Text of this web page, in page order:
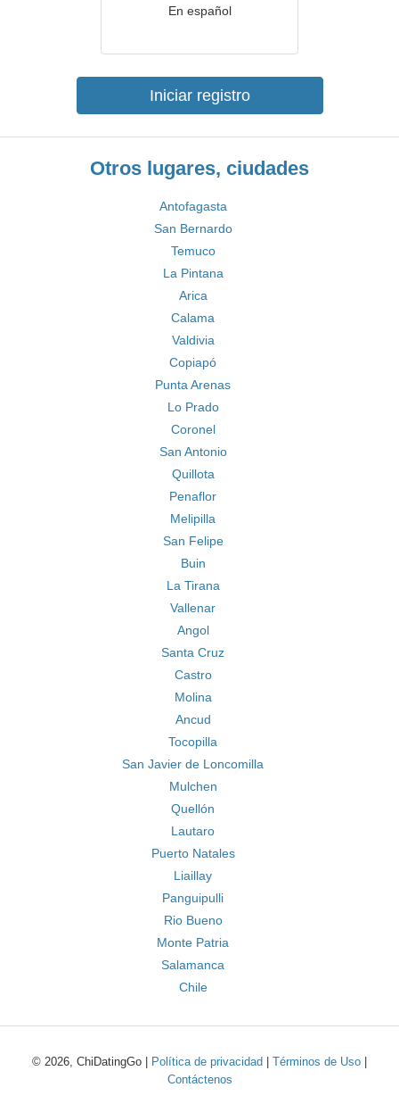
En español
Iniciar registro
Otros lugares, ciudades
Antofagasta
San Bernardo
Temuco
La Pintana
Arica
Calama
Valdivia
Copiapó
Punta Arenas
Lo Prado
Coronel
San Antonio
Quillota
Penaflor
Melipilla
San Felipe
Buin
La Tirana
Vallenar
Angol
Santa Cruz
Castro
Molina
Ancud
Tocopilla
San Javier de Loncomilla
Mulchen
Quellón
Lautaro
Puerto Natales
Liaillay
Panguipulli
Rio Bueno
Monte Patria
Salamanca
Chile
© 2026, ChiDatingGo | Política de privacidad Términos de Uso
Contáctenos